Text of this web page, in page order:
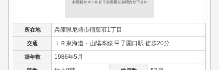
所在地 兵庫県尼崎市稲葉荘1丁目
交通 ＪＲ東海道・山陽本線 甲子園口駅 徒歩20分
築年数 1986年5月